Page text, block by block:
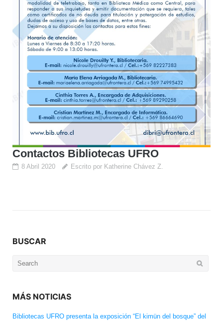
Contactos Bibliotecas UFRO
8 Abril 2020 Escrito por Katherine Chávez Z.
BUSCAR
Search
MÁS NOTICIAS
Bibliotecas UFRO presenta la exposición “El kimün del bosque” del